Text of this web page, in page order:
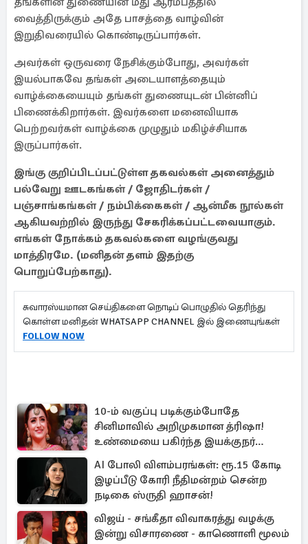
வைத்திருக்கும் அதே பாசத்தை வாழ்வின்
இறுதிவரையில் கொண்டிருப்பார்கள்.
அவர்கள் ஒருவரை நேசிக்கும்போது, ​​அவர்கள்
இயல்பாகவே தங்கள் அடையாளத்தையும்
வாழ்க்கையையும் தங்கள் துணையுடன் பின்னிப்
பிணைக்கிறார்கள். இவர்களை மனைவியாக
பெற்றவர்கள் வாழ்க்கை முழுதும் மகிழ்ச்சியாக
இருப்பார்கள்.
இங்கு குறிப்பிடப்பட்டுள்ள தகவல்கள் அனைத்தும்
பல்வேறு ஊடகங்கள் / ஜோதிடர்கள் /
பஞ்சாங்கங்கள் / நம்பிக்கைகள் / ஆன்மீக நூல்கள்
ஆகியவற்றில் இருந்து சேகரிக்கப்பட்டவையாகும்.
எங்கள் நோக்கம் தகவல்களை வழங்குவது
மாத்திரமே. (மனிதன் தளம் இதற்கு
பொறுப்பேற்காது).
சுவாரஸ்யமான செய்திகளை நொடிப் பொழுதில் தெரிந்து
கொள்ள மனிதன் WHATSAPP CHANNEL இல் இணையுங்கள்
FOLLOW NOW
10-ம் வகுப்பு படிக்கும்போதே
சினிமாவில் அறிமுகமான த்ரிஷா!
உண்மையை பகிர்ந்த இயக்குநர்
பிரவீன் காந்தி
AI போலி விளம்பரங்கள்: ரூ.15 கோடி
இழப்பீடு கோரி நீதிமன்றம் சென்ற
நடிகை ஸ்ருதி ஹாசன்!
விஜய் - சங்கீதா விவாகரத்து வழக்கு
இன்று விசாரணை - காணொளி மூலம்